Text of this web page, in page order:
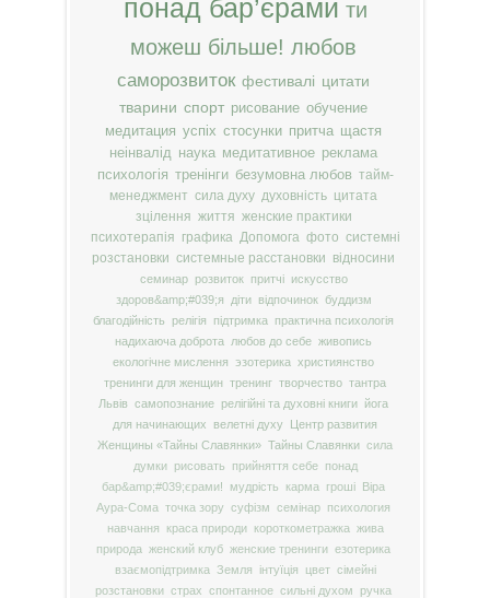
понад бар’єрами ти
можеш більше! любов
саморозвиток фестивалі цитати
тварини спорт рисование обучение
медитация успіх стосунки притча щастя
неінвалід наука медитативное реклама
психологія тренінги безумовна любов тайм-
менеджмент сила духу духовність цитата
зцілення життя женские практики
психотерапія графика Допомога фото системні
розстановки системные расстановки відносини
семинар розвиток притчі
искусство
здоров&amp;#039;я
діти відпочинок буддизм
благодійність
релігія підтримка
практична психологія
надихаюча доброта
любов до себе живопись
екологічне мислення
эзотерика християнство
тренинги для женщин тренинг творчество тантра
Львів самопознание релігійні та духовні книги йога
для начинающих
велетні духу
Центр развития
Женщины «Тайны Славянки» Тайны Славянки сила
думки
рисовать прийняття себе
понад
бар&amp;#039;єрами!
мудрість карма гроші Віра
Аура-Сома точка зору суфізм семінар психология
навчання
краса природи короткометражка жива
природа женский клуб женские тренинги езотерика
взаємопідтримка Земля інтуїція цвет сімейні
розстановки страх спонтанное сильні духом ручка